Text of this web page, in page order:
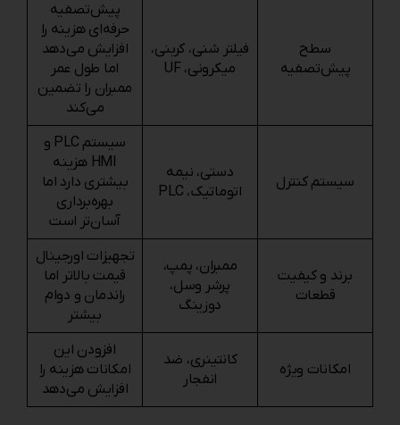
سطح
پیش‌تصفیه
فیلتر شنی، کربنی،
میکرونی، UF
پیش‌تصفیه
حرفه‌ای هزینه را
افزایش می‌دهد
اما طول عمر
ممبران را تضمین
می‌کند
سیستم کنترل
دستی، نیمه‌
اتوماتیک، PLC
سیستم PLC و
HMI هزینه
بیشتری دارد اما
بهره‌برداری
آسان‌تر است
برند و کیفیت
قطعات
ممبران، پمپ،
پرشر وسل،
دوزینگ
تجهیزات اورجینال
قیمت بالاتر اما
راندمان و دوام
بیشتر
امکانات ویژه
کانتینری، ضد
انفجار
افزودن این
امکانات هزینه را
افزایش می‌دهد